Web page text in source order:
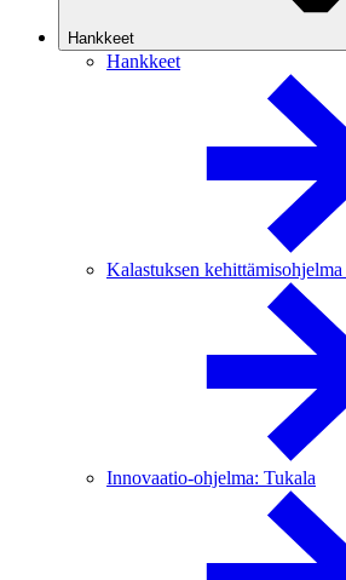
Hankkeet
Hankkeet
Kalastuksen
Innovaatio-ohjelma: Tukala